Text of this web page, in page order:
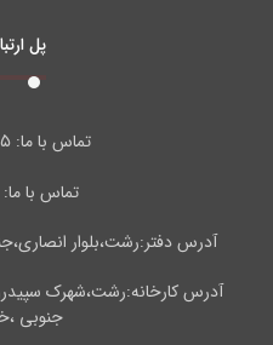
پل
تماس با ما:
تماس با ما:
آدرس دفتر:رشت،بلوار
آدرس کارخانه:رشت،شهرک
جنوبی